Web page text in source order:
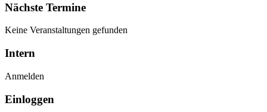
Nächste Termine
Keine Veranstaltungen gefunden
Intern
Anmelden
Einloggen